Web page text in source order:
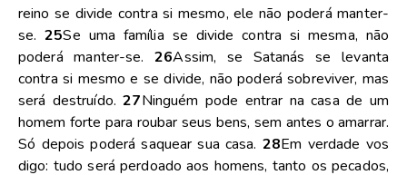
reino se divide contra si mesmo, ele não poderá manter-
se.25Se uma família se divide contra si mesma, não
poderá manter-se.26Assim, se Satanás se levanta
contra si mesmo e se divide, não poderá sobreviver, mas
será destruído.27Ninguém pode entrar na casa de um
homem forte para roubar seus bens, sem antes o amarrar.
Só depois poderá saquear sua casa. 28Em verdade vos
digo: tudo será perdoado aos homens, tanto os pecados,